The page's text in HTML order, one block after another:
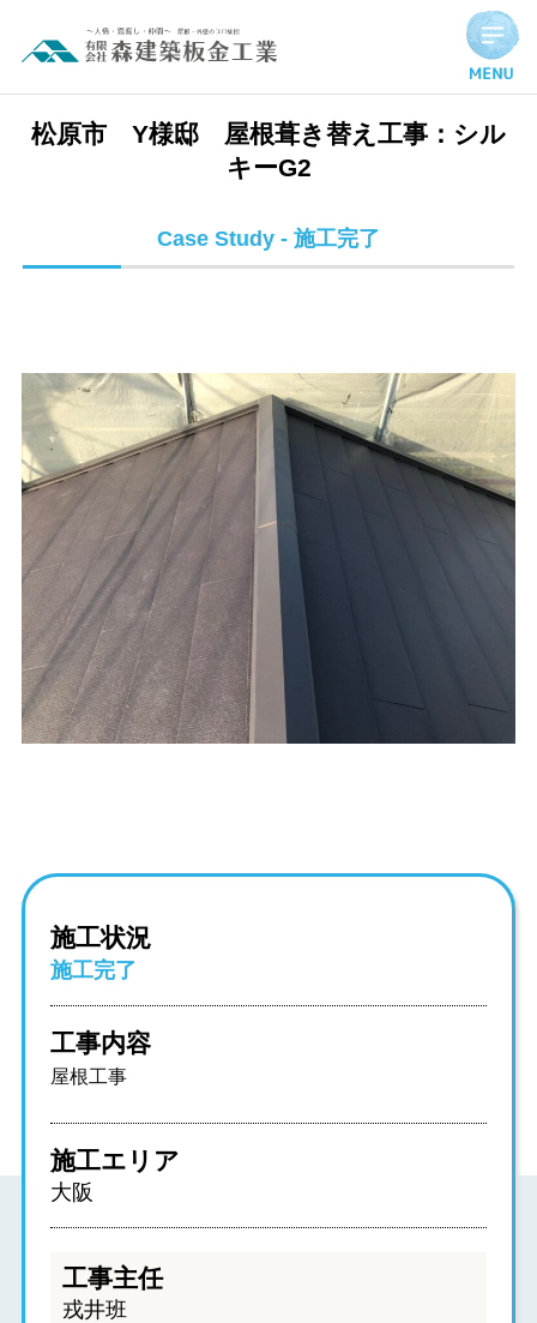
松原市 Y様邸 屋根葺き替え工事：シルキーG2 | 施工完了実
松原市 Y様邸 屋根葺き替え工事：シル
キーG2
Case Study - 施工完了
施工状況
施工完了
工事内容
屋根工事
施工エリア
大阪
工事主任
戎井班